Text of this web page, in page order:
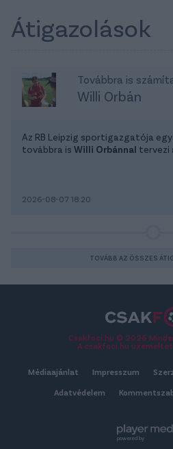
Átigazolások
Továbbra is
Willi Orbán
Az RB Leipzig sportigazgatója
továbbra is Willi Orbánnal tervezi
2026-08-07 18:20
TOVÁBB AZ ÖSSZES
Csakfoci.hu © 2026
A csakfoci.hu
Médiaajánlat Impresszum
Adatvédelem
powered by